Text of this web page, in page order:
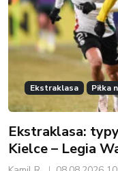
Ekstraklasa Piłka
Ekstraklasa:
Kielce – Legia